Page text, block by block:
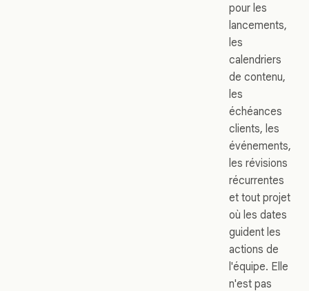
pour les
lancements,
les
calendriers
de contenu,
les
échéances
clients, les
événements,
les révisions
récurrentes
et tout projet
où les dates
guident les
actions de
l'équipe. Elle
n'est pas